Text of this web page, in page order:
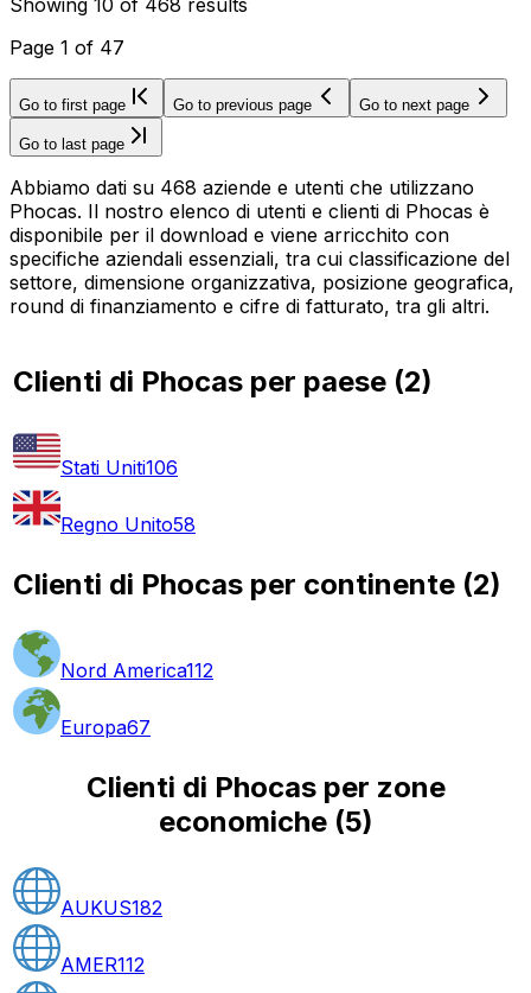
Page 1 of 47
Go to first page Go to previous page Go to next page
Go to last page
Abbiamo dati su 468 aziende e utenti che utilizzano
Phocas. Il nostro elenco di utenti e clienti di Phocas è
disponibile per il download e viene arricchito con
specifiche aziendali essenziali, tra cui classificazione del
settore, dimensione organizzativa, posizione geografica,
round di finanziamento e cifre di fatturato, tra gli altri.
Clienti di Phocas per paese (2)
Stati Uniti106
Regno Unito58
Clienti di Phocas per continente (2)
Nord America112
Europa67
Clienti di Phocas per zone
economiche(5)
AUKUS182
AMER112